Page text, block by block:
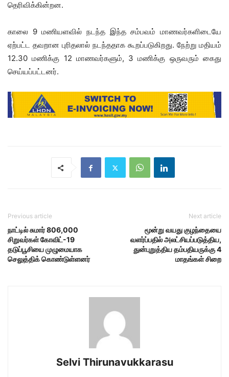
தெரிவிக்கின்றன.
காலை 9 மணியளவில் நடந்த இந்த சம்பவம் மாணவர்களிடையே
ஏற்பட்ட தவறான புரிதலால் நடந்ததாக கூறப்படுகிறது. நேற்று மதியம்
12.30 மணிக்கு 12 மாணவர்களும், 3 மணிக்கு ஒருவரும் கைது
செய்யப்பட்டனர்.
Previous article
நாட்டில் சுமார் 806,000
சிறுவர்கள் கோவிட்-19
தடுப்பூசியை முழுமையாக
செலுத்திக் கொண்டுள்ளனர்
Next article
மூன்று வயது குழந்தையை
வளர்ப்பதில் அலட்சியப்படுத்திய,
துன்புறுத்திய தம்பதியருக்கு 4
மாதங்கள் சிறை
Selvi Thirunavukkarasu